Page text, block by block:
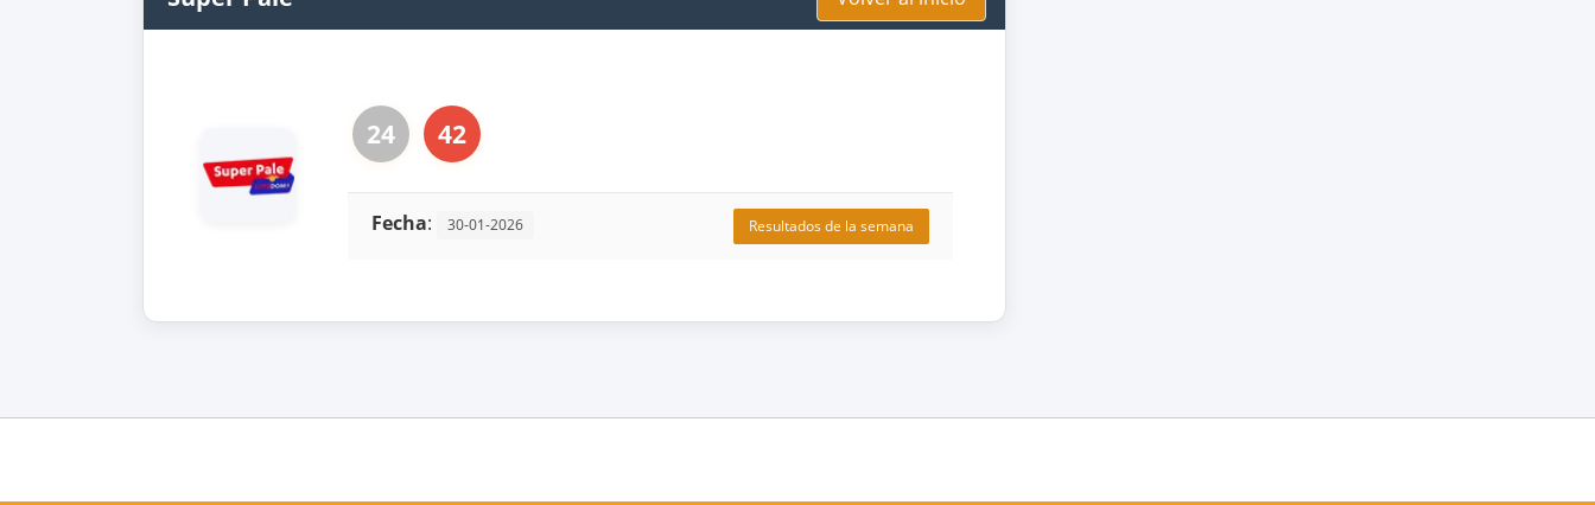
24 42
Fecha: 30-01-2026 Resultados de la semana